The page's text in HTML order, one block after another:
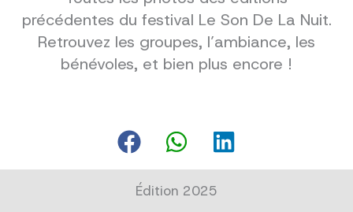
précédentes du festival Le Son De La Nuit.
Retrouvez les groupes, l’ambiance, les
bénévoles, et bien plus encore !
Édition 2025